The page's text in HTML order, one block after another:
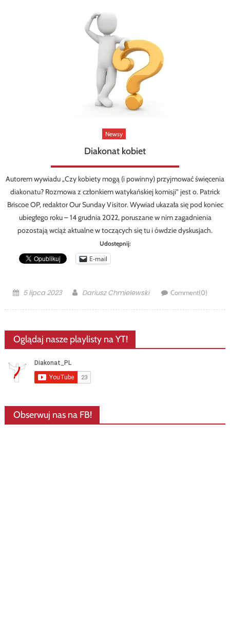
Newsy
Diakonat kobiet
Autorem wywiadu „Czy kobiety mogą (i powinny) przyjmować święcenia
diakonatu? Rozmowa z członkiem watykańskiej komisji” jest o. Patrick
Briscoe OP, redaktor Our Sunday Visitor. Wywiad ukazała się pod koniec
ubiegłego roku – 14 grudnia 2022, poruszane w nim zagadnienia
pozostają wciąż aktualne w toczących się tu i ówdzie dyskusjach.
Udostępnij:
E-mail
Posted
5 lipca 2023 Author
Dariusz Chmielewski Comment(0)
Oglądaj nasze playlisty na YT!
Obserwuj nas na FB!